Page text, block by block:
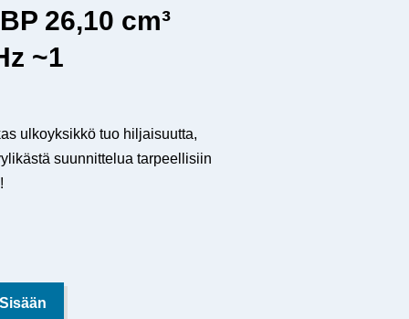
26,10 cm³
~1
ulkoyksikkö tuo hiljaisuutta,
suunnittelua tarpeellisiin